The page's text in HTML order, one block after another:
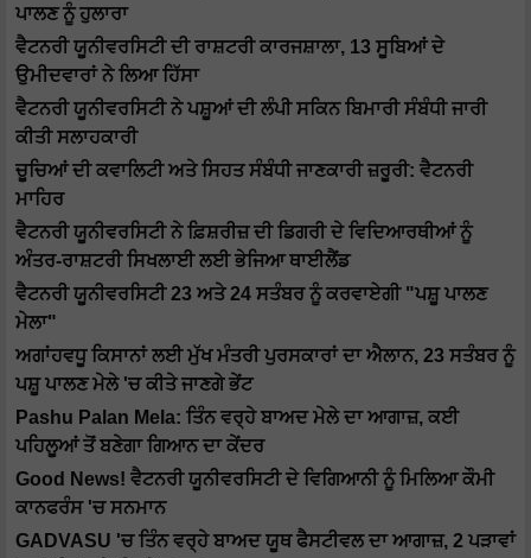
ਪਾਲਣ ਨੂੰ ਹੁਲਾਰਾ
ਵੈਟਨਰੀ ਯੂਨੀਵਰਸਿਟੀ ਦੀ ਰਾਸ਼ਟਰੀ ਕਾਰਜਸ਼ਾਲਾ, 13 ਸੂਬਿਆਂ ਦੇ
ਉਮੀਦਵਾਰਾਂ ਨੇ ਲਿਆ ਹਿੱਸਾ
ਵੈਟਨਰੀ ਯੂਨੀਵਰਸਿਟੀ ਨੇ ਪਸ਼ੂਆਂ ਦੀ ਲੰਪੀ ਸਕਿਨ ਬਿਮਾਰੀ ਸੰਬੰਧੀ ਜਾਰੀ
ਕੀਤੀ ਸਲਾਹਕਾਰੀ
ਚੂਚਿਆਂ ਦੀ ਕਵਾਲਿਟੀ ਅਤੇ ਸਿਹਤ ਸੰਬੰਧੀ ਜਾਣਕਾਰੀ ਜ਼ਰੂਰੀ: ਵੈਟਨਰੀ
ਮਾਹਿਰ
ਵੈਟਨਰੀ ਯੂਨੀਵਰਸਿਟੀ ਨੇ ਫ਼ਿਸ਼ਰੀਜ਼ ਦੀ ਡਿਗਰੀ ਦੇ ਵਿਦਿਆਰਥੀਆਂ ਨੂੰ
ਅੰਤਰ-ਰਾਸ਼ਟਰੀ ਸਿਖਲਾਈ ਲਈ ਭੇਜਿਆ ਥਾਈਲੈਂਡ
ਵੈਟਨਰੀ ਯੂਨੀਵਰਸਿਟੀ 23 ਅਤੇ 24 ਸਤੰਬਰ ਨੂੰ ਕਰਵਾਏਗੀ "ਪਸ਼ੂ ਪਾਲਣ
ਮੇਲਾ"
ਅਗਾਂਹਵਧੂ ਕਿਸਾਨਾਂ ਲਈ ਮੁੱਖ ਮੰਤਰੀ ਪੁਰਸਕਾਰਾਂ ਦਾ ਐਲਾਨ, 23 ਸਤੰਬਰ ਨੂੰ
ਪਸ਼ੂ ਪਾਲਣ ਮੇਲੇ 'ਚ ਕੀਤੇ ਜਾਣਗੇ ਭੇਂਟ
Pashu Palan Mela: ਤਿੰਨ ਵਰ੍ਹੇ ਬਾਅਦ ਮੇਲੇ ਦਾ ਆਗਾਜ਼, ਕਈ
ਪਹਿਲੂਆਂ ਤੋਂ ਬਣੇਗਾ ਗਿਆਨ ਦਾ ਕੇਂਦਰ
Good News! ਵੈਟਨਰੀ ਯੂਨੀਵਰਸਿਟੀ ਦੇ ਵਿਗਿਆਨੀ ਨੂੰ ਮਿਲਿਆ ਕੌਮੀ
ਕਾਨਫਰੰਸ 'ਚ ਸਨਮਾਨ
GADVASU 'ਚ ਤਿੰਨ ਵਰ੍ਹੇ ਬਾਅਦ ਯੂਥ ਫੈਸਟੀਵਲ ਦਾ ਆਗਾਜ਼, 2 ਪੜਾਵਾਂ